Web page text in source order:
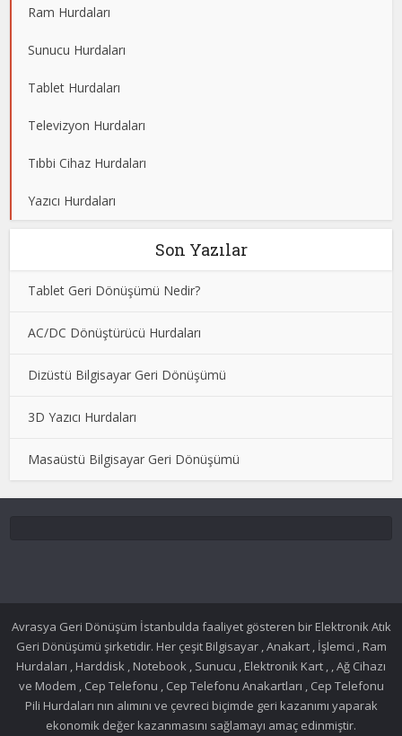
Ram Hurdaları
Sunucu Hurdaları
Tablet Hurdaları
Televizyon Hurdaları
Tıbbi Cihaz Hurdaları
Yazıcı Hurdaları
Son Yazılar
Tablet Geri Dönüşümü Nedir?
AC/DC Dönüştürücü Hurdaları
Dizüstü Bilgisayar Geri Dönüşümü
3D Yazıcı Hurdaları
Masaüstü Bilgisayar Geri Dönüşümü
Avrasya Geri Dönüşüm İstanbulda faaliyet gösteren bir Elektronik Atık
Geri Dönüşümü şirketidir. Her çeşit Bilgisayar , Anakart , İşlemci , Ram
Hurdaları , Harddisk , Notebook , Sunucu , Elektronik Kart , , Ağ Cihazı
ve Modem , Cep Telefonu , Cep Telefonu Anakartları , Cep Telefonu
Pili Hurdaları nın alımını ve çevreci biçimde geri kazanımı yaparak
ekonomik değer kazanmasını sağlamayı amaç edinmiştir.